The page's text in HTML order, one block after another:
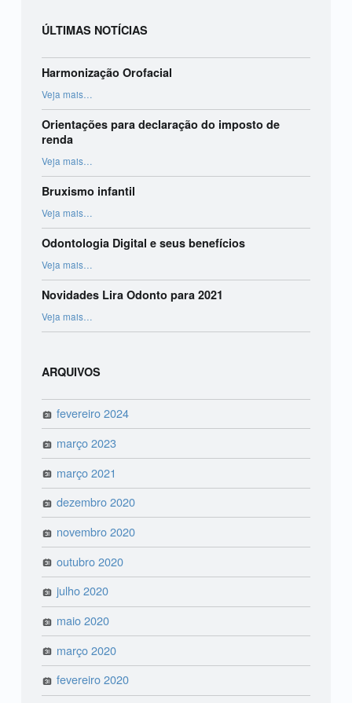
ÚLTIMAS NOTÍCIAS
Harmonização Orofacial
Veja mais…
Orientações para declaração do imposto de
renda
Veja mais“Orientações para declaração do imposto de renda”
…
Bruxismo infantil
Veja mais…
Odontologia Digital e seus benefícios
Veja mais…
Novidades Lira Odonto para 2021
Veja mais…
ARQUIVOS
fevereiro 2024
março 2023
março 2021
dezembro 2020
novembro 2020
outubro 2020
julho 2020
maio 2020
março 2020
fevereiro 2020